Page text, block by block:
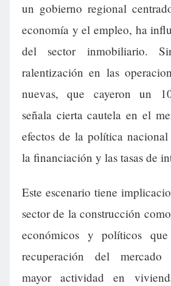
un gobierno regional
economía y el empleo, ha
del sector inmobiliario.
ralentización en las
nuevas, que cayeron un
señala cierta cautela en el
efectos de la política
la financiación y las tasas de
Este escenario tiene
sector de la construcción
económicos y políticos
recuperación del
mayor actividad en